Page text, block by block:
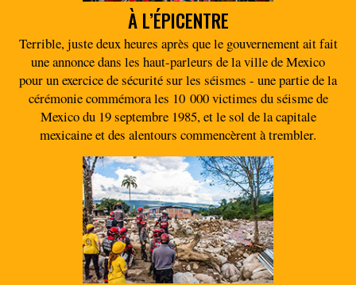
À L’ÉPICENTRE
Terrible, juste deux heures après que le gouvernement ait fait
une annonce dans les haut-parleurs de la ville de Mexico
pour un exercice de sécurité sur les séismes - une partie de la
cérémonie commémora les 10 000 victimes du séisme de
Mexico du 19 septembre 1985, et le sol de la capitale
mexicaine et des alentours commencèrent à trembler.